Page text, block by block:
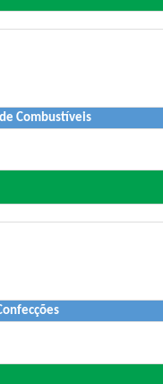
Combustíveis